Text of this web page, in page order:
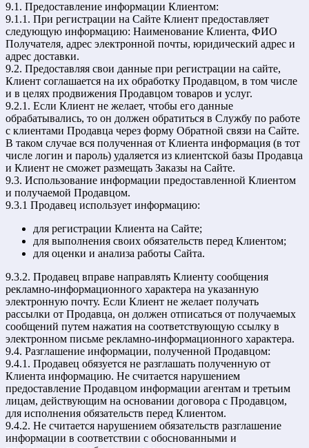
9.1. Предоставление информации Клиентом:
9.1.1. При регистрации на Сайте Клиент предоставляет
следующую информацию: Наименование Клиента, ФИО
Получателя, адрес электронной почты, юридический адрес и
адрес доставки.
9.2. Предоставляя свои данные при регистрации на сайте,
Клиент соглашается на их обработку Продавцом, в том числе
и в целях продвижения Продавцом товаров и услуг.
9.2.1. Если Клиент не желает, чтобы его данные
обрабатывались, то он должен обратиться в Службу по работе
с клиентами Продавца через форму Обратной связи на Сайте.
В таком случае вся полученная от Клиента информация (в тот
числе логин и пароль) удаляется из клиентской базы Продавца
и Клиент не сможет размещать Заказы на Сайте.
9.3. Использование информации предоставленной Клиентом
и получаемой Продавцом.
9.3.1 Продавец использует информацию:
для регистрации Клиента на Сайте;
для выполнения своих обязательств перед Клиентом;
для оценки и анализа работы Сайта.
9.3.2. Продавец вправе направлять Клиенту сообщения
рекламно-информационного характера на указанную
электронную почту. Если Клиент не желает получать
рассылки от Продавца, он должен отписаться от получаемых
сообщений путем нажатия на соответствующую ссылку в
электронном письме рекламно-информационного характера.
9.4. Разглашение информации, полученной Продавцом:
9.4.1. Продавец обязуется не разглашать полученную от
Клиента информацию. Не считается нарушением
предоставление Продавцом информации агентам и третьим
лицам, действующим на основании договора с Продавцом,
для исполнения обязательств перед Клиентом.
9.4.2. Не считается нарушением обязательств разглашение
информации в соответствии с обоснованными и